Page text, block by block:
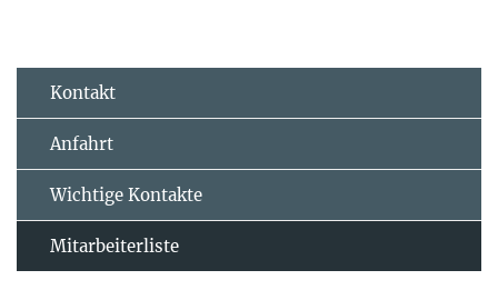
Kontakt
Anfahrt
Wichtige Kontakte
Mitarbeiterliste